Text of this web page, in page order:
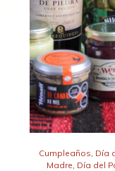
Cumpleaños Día
Madre Día del